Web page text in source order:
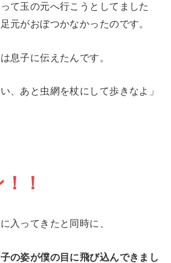
て玉の元へ行こうとしてました
元がおぼつかなかったのです。
息子に伝えたんです。
、あと虫網を杖にして歩きなよ」
！
入ってきたと同時に、
の姿が僕の目に飛び込んできまし